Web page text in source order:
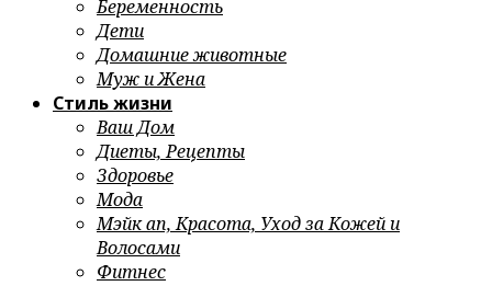
Беременность
Дети
Домашние животные
Муж и Жена
Стиль жизни
Ваш Дом
Диеты, Рецепты
Здоровье
Мода
Мэйк ап, Красота, Уход за Кожей и
Волосами
Фитнес